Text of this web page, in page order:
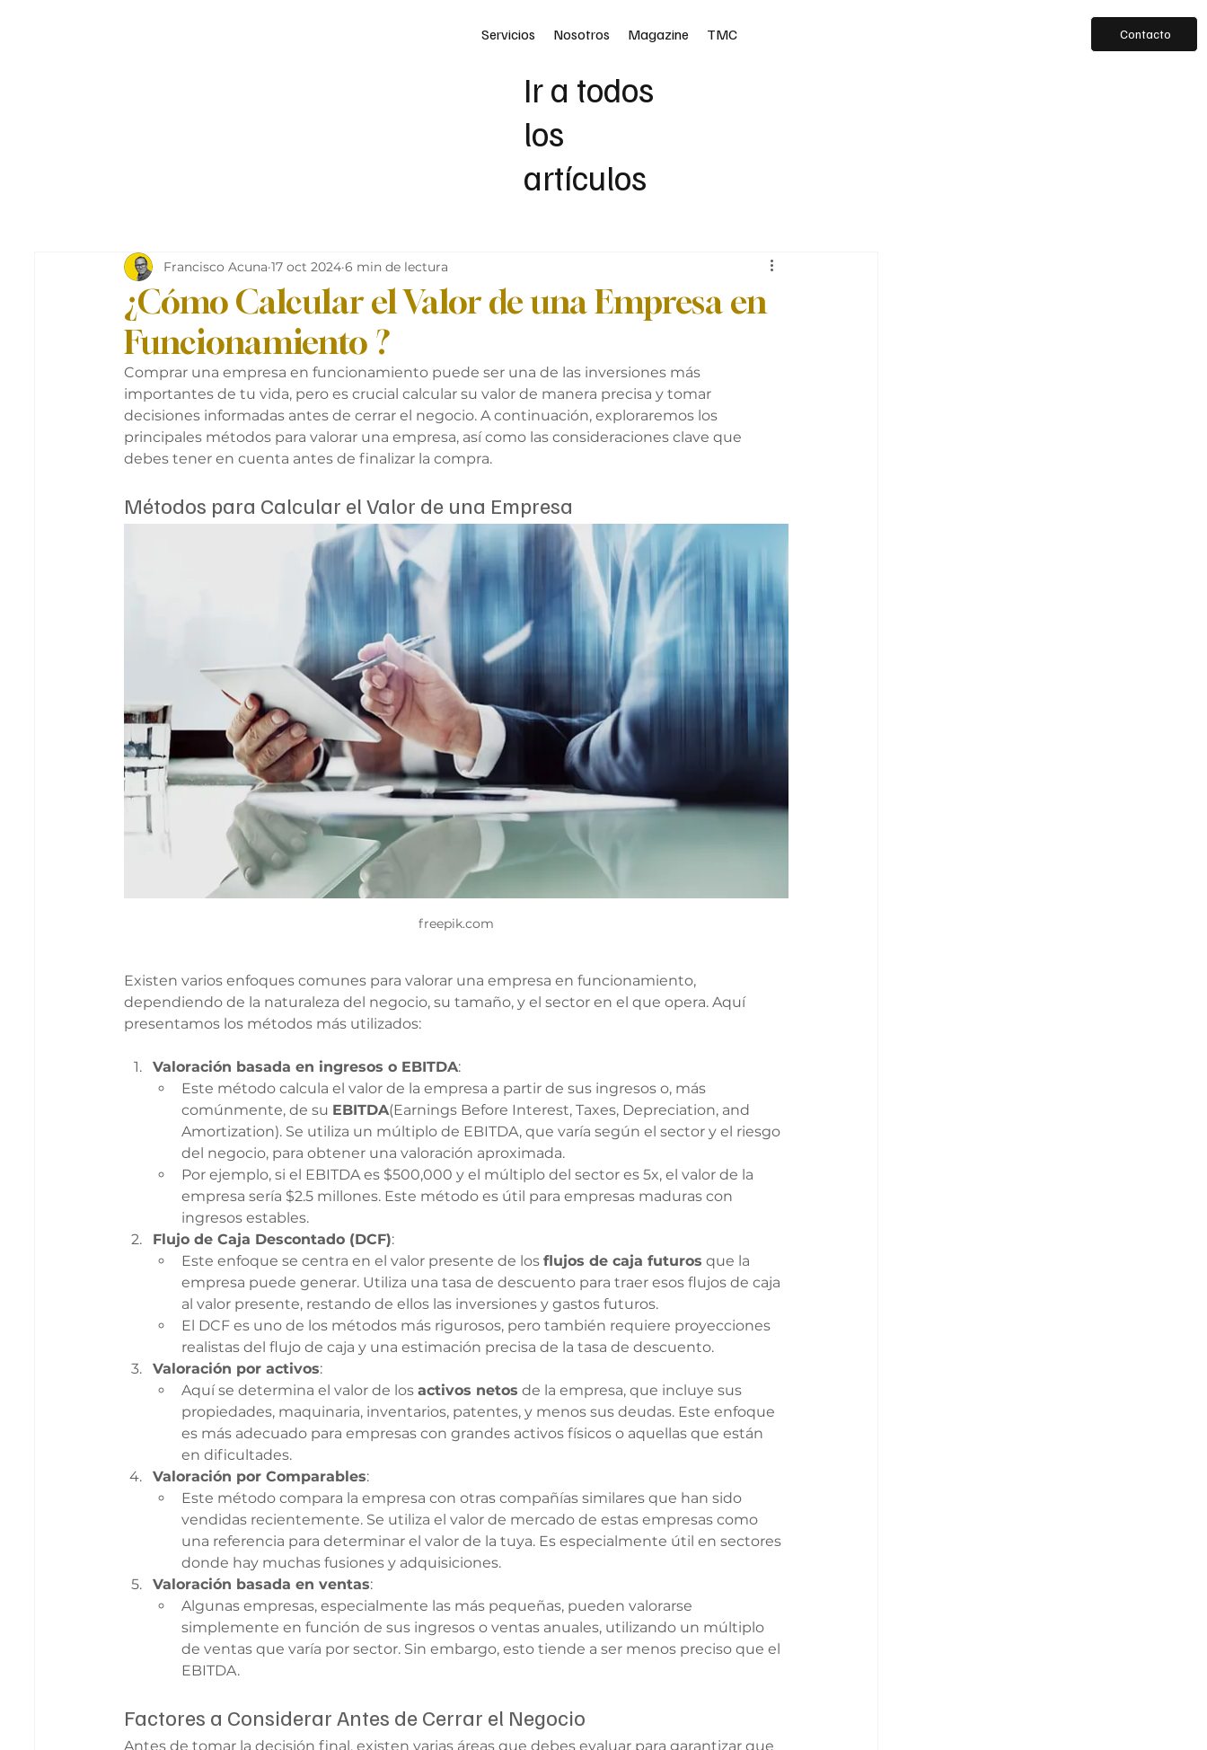
Servicios Nosotros Magazine TMC Contacto
Ir a todos
los
artículos
¿Cómo Calcular el Valor de una Empresa en
Funcionamiento ?
Francisco Acuna 17 oct 2024 6 min de lectura
Comprar una empresa en funcionamiento puede ser una de las inversiones más
importantes de tu vida, pero es crucial calcular su valor de manera precisa y tomar
decisiones informadas antes de cerrar el negocio. A continuación, exploraremos los
principales métodos para valorar una empresa, así como las consideraciones clave que
debes tener en cuenta antes de finalizar la compra.
Métodos para Calcular el Valor de una Empresa
freepik.com
Existen varios enfoques comunes para valorar una empresa en funcionamiento,
dependiendo de la naturaleza del negocio, su tamaño, y el sector en el que opera. Aquí
presentamos los métodos más utilizados:
Valoración basada en ingresos o EBITDA:
Este método calcula el valor de la empresa a partir de sus ingresos o, más
comúnmente, de su EBITDA(Earnings Before Interest, Taxes, Depreciation, and
Amortization). Se utiliza un múltiplo de EBITDA, que varía según el sector y el riesgo
del negocio, para obtener una valoración aproximada.
Por ejemplo, si el EBITDA es $500,000 y el múltiplo del sector es 5x, el valor de la
empresa sería $2.5 millones. Este método es útil para empresas maduras con
ingresos estables.
Flujo de Caja Descontado (DCF):
Este enfoque se centra en el valor presente de los flujos de caja futuros que la
empresa puede generar. Utiliza una tasa de descuento para traer esos flujos de caja
al valor presente, restando de ellos las inversiones y gastos futuros.
El DCF es uno de los métodos más rigurosos, pero también requiere proyecciones
realistas del flujo de caja y una estimación precisa de la tasa de descuento.
Valoración por activos:
Aquí se determina el valor de los activos netos de la empresa, que incluye sus
propiedades, maquinaria, inventarios, patentes, y menos sus deudas. Este enfoque
es más adecuado para empresas con grandes activos físicos o aquellas que están
en dificultades.
Valoración por Comparables:
Este método compara la empresa con otras compañías similares que han sido
vendidas recientemente. Se utiliza el valor de mercado de estas empresas como
una referencia para determinar el valor de la tuya. Es especialmente útil en sectores
donde hay muchas fusiones y adquisiciones.
Valoración basada en ventas:
Algunas empresas, especialmente las más pequeñas, pueden valorarse
simplemente en función de sus ingresos o ventas anuales, utilizando un múltiplo
de ventas que varía por sector. Sin embargo, esto tiende a ser menos preciso que el
EBITDA.
Factores a Considerar Antes de Cerrar el Negocio
Antes de tomar la decisión final, existen varias áreas que debes evaluar para garantizar que